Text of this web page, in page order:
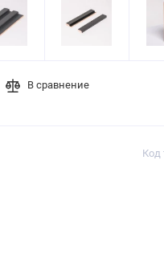
Код
В сравнение